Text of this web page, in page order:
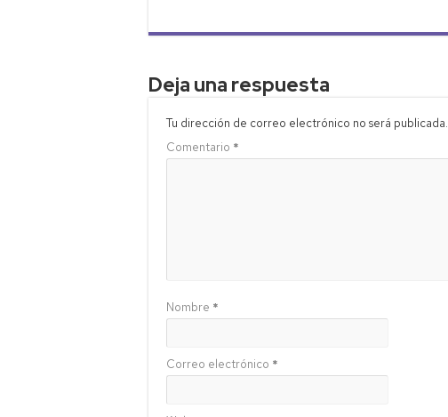
Deja una respuesta
Tu dirección de correo electrónico no será publicada.
Comentario *
Nombre *
Correo electrónico *